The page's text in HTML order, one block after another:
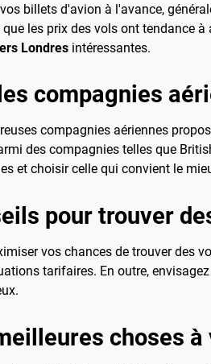
vos billets d'avion à l'avance,
les prix des vols ont tendance
Londres intéressantes.
compagnies
compagnies aériennes
des compagnies telles que
et choisir celle qui convient le
pour trouver
vos chances de trouver des
tarifaires. En outre,
choses